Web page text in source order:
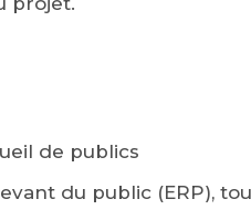
de publics
du public (ERP),